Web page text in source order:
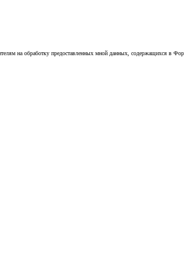
на обработку предоставленных мной данных, содержащихся в